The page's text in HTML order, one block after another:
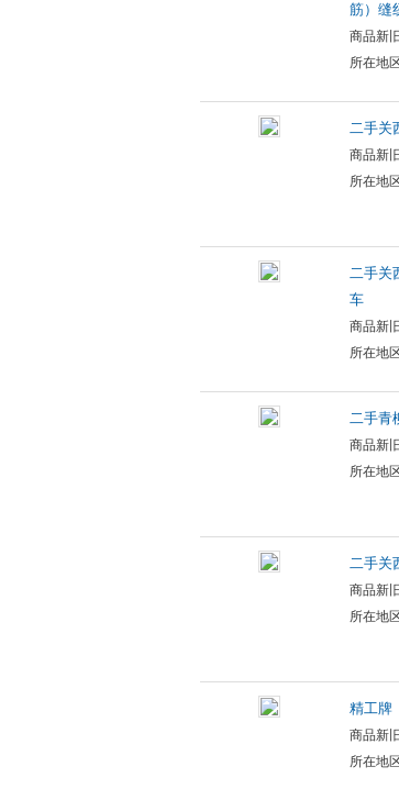
筋）缝
商品新
所在地
二手关
商品新
所在地
二手关
车
商品新
所在地
二手青
商品新
所在地
二手关
商品新
所在地
精工牌
商品新
所在地